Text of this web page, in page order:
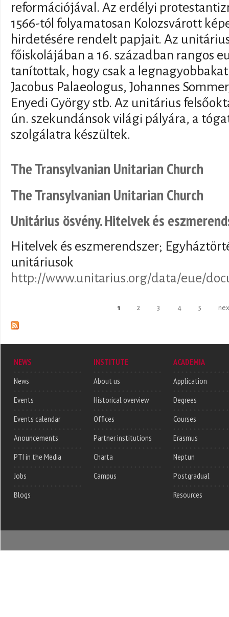
reformációjával. Az erdélyi
1566-tól folyamatosan Kolozsvárott
hirdetésére rendelt papjait. Az
főiskolájában a 16. században rangos
tanítottak, hogy csak a
Jacobus Palaeologus, Johannes
Enyedi György stb. Az unitárius
ún. szekundánsok világi pályára, a
szolgálatra készültek.
The Transylvanian Unitarian Church
The Transylvanian Unitarian Church
Unitárius ösvény. Hitelvek és
Hitelvek és eszmerendszer;
unitáriusok
http://www.unitarius.org/data/eue/
1 2 3 4 5
NEWS
News
Events
Events calendar
Anouncements
PTI in the Media
Jobs
Blogs
INSTITUTE
About us
Historical overview
Offices
Partner institutions
Charta
Campus
ACADEMIA
Application
Degrees
Courses
Erasmus
Neptun
Postgradual
Resources